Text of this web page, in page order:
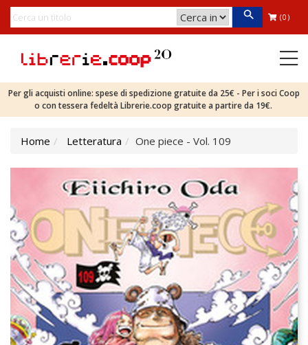
(0)
Per gli acquisti online: spese di spedizione gratuite da 25€ - Per i soci Coop
o con tessera fedeltà Librerie.coop gratuite a partire da 19€.
Home Letteratura One piece - Vol. 109